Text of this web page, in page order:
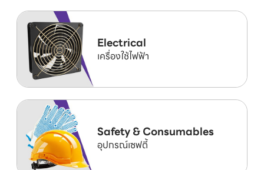
Electrical
เครื่องใช้ไฟฟ้า
Safety & Consumables
อุปกรณ์เซฟตี้